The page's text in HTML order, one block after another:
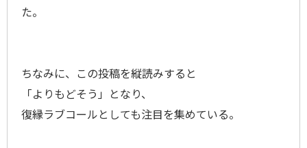
た。
ちなみに、この投稿を縦読みすると
「よりもどそう」となり、
復縁ラブコールとしても注目を集めている。